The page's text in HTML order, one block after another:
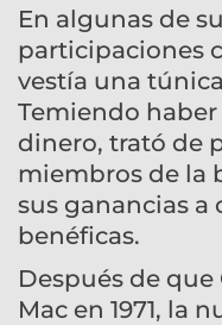
En algunas de
participaciones
vestía una
Temiendo
dinero, trató de
miembros de la
sus ganancias a
benéficas.
Después de
Mac en 1971, la